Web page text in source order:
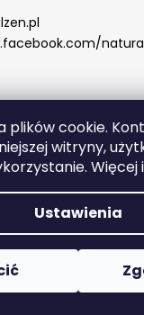
plików cookie.
witryny,
Ustawienia
Opracował
Naturalzen.
Edytuj ustawienia